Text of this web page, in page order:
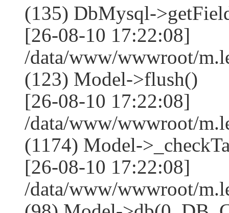
(135) DbMysql-
[26-08-10 17:22:08]
/data/www/wwwroot/
(123) Model->flush()
[26-08-10 17:22:08]
/data/www/wwwroot/
(1174) Model-
[26-08-10 17:22:08]
/data/www/wwwroot/